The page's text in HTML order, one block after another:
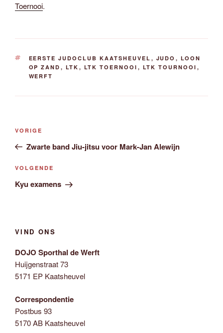
Toernooi.
TAGS
EERSTE JUDOCLUB KAATSHEUVEL , JUDO , LOON
OP ZAND , LTK , LTK TOERNOOI , LTK TOURNOOI ,
WERFT
Vorig
bericht
VORIGE
Zwarte band Jiu-jitsu voor Mark-Jan Alewijn
Volgend
bericht
VOLGENDE
Kyu examens
VIND ONS
DOJO Sporthal de Werft
Huijgenstraat 73
5171 EP Kaatsheuvel
Correspondentie
Postbus 93
5170 AB Kaatsheuvel